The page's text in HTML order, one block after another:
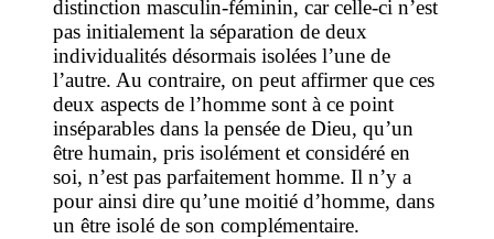
distinction masculin-féminin, car celle-ci n’est
pas initialement la séparation de deux
individualités désormais isolées l’une de
l’autre. Au contraire, on peut affirmer que ces
deux aspects de l’homme sont à ce point
inséparables dans la pensée de Dieu, qu’un
être humain, pris isolément et considéré en
soi, n’est pas parfaitement homme. Il n’y a
pour ainsi dire qu’une moitié d’homme, dans
un être isolé de son complémentaire.